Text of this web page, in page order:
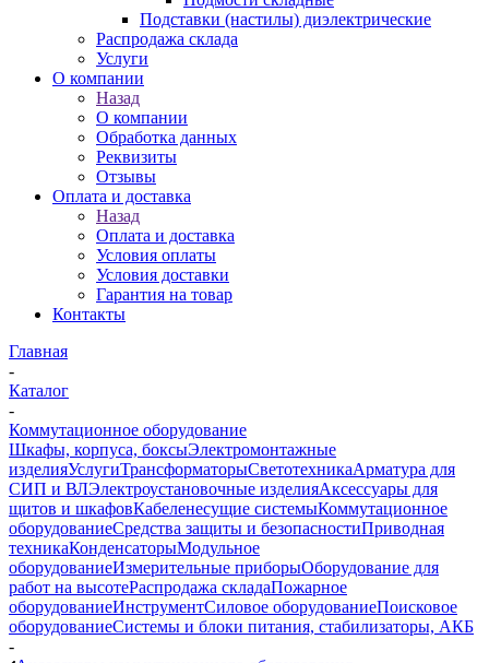
Подставки (настилы) диэлектрические
Распродажа склада
Услуги
О компании
Назад
О компании
Обработка данных
Реквизиты
Отзывы
Оплата и доставка
Назад
Оплата и доставка
Условия оплаты
Условия доставки
Гарантия на товар
Контакты
Главная
-
Каталог
-
Коммутационное оборудование
Шкафы, корпуса, боксыЭлектромонтажные
изделияУслугиТрансформаторыСветотехникаАрматура для
СИП и ВЛЭлектроустановочные изделияАксессуары для
щитов и шкафовКабеленесущие системыКоммутационное
оборудованиеСредства защиты и безопасностиПриводная
техникаКонденсаторыМодульное
оборудованиеИзмерительные приборыОборудование для
работ на высотеРаспродажа складаПожарное
оборудованиеИнструментСиловое оборудованиеПоисковое
оборудованиеСистемы и блоки питания, стабилизаторы, АКБ
-